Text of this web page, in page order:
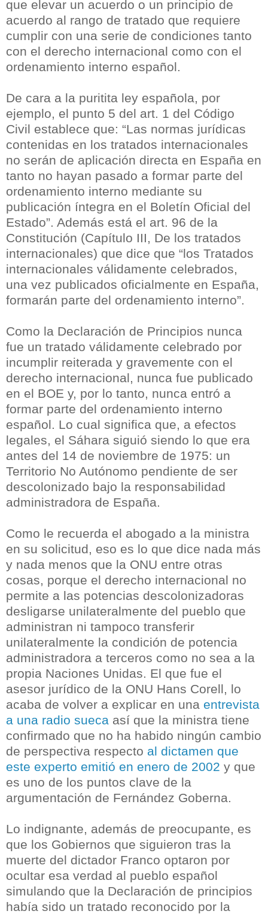
que elevar un acuerdo o un principio de
acuerdo al rango de tratado que requiere
cumplir con una serie de condiciones tanto
con el derecho internacional como con el
ordenamiento interno español.
De cara a la puritita ley española, por
ejemplo, el punto 5 del art. 1 del Código
Civil establece que: “Las normas jurídicas
contenidas en los tratados internacionales
no serán de aplicación directa en España en
tanto no hayan pasado a formar parte del
ordenamiento interno mediante su
publicación íntegra en el Boletín Oficial del
Estado”. Además está el art. 96 de la
Constitución (Capítulo III, De los tratados
internacionales) que dice que “los Tratados
internacionales válidamente celebrados,
una vez publicados oficialmente en España,
formarán parte del ordenamiento interno”.
Como la Declaración de Principios nunca
fue un tratado válidamente celebrado por
incumplir reiterada y gravemente con el
derecho internacional, nunca fue publicado
en el BOE y, por lo tanto, nunca entró a
formar parte del ordenamiento interno
español. Lo cual significa que, a efectos
legales, el Sáhara siguió siendo lo que era
antes del 14 de noviembre de 1975: un
Territorio No Autónomo pendiente de ser
descolonizado bajo la responsabilidad
administradora de España.
Como le recuerda el abogado a la ministra
en su solicitud, eso es lo que dice nada más
y nada menos que la ONU entre otras
cosas, porque el derecho internacional no
permite a las potencias descolonizadoras
desligarse unilateralmente del pueblo que
administran ni tampoco transferir
unilateralmente la condición de potencia
administradora a terceros como no sea a la
propia Naciones Unidas. El que fue el
asesor jurídico de la ONU Hans Corell, lo
acaba de volver a explicar en una entrevista
a una radio sueca así que la ministra tiene
confirmado que no ha habido ningún cambio
de perspectiva respecto al dictamen que
este experto emitió en enero de 2002 y que
es uno de los puntos clave de la
argumentación de Fernández Goberna.
Lo indignante, además de preocupante, es
que los Gobiernos que siguieron tras la
muerte del dictador Franco optaron por
ocultar esa verdad al pueblo español
simulando que la Declaración de principios
había sido un tratado reconocido por la